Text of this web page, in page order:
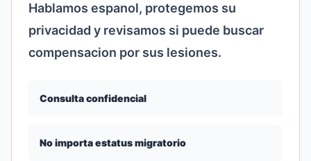
Hablamos espanol, protegemos su
privacidad y revisamos si puede buscar
compensacion por sus lesiones.
Consulta confidencial
No importa estatus migratorio